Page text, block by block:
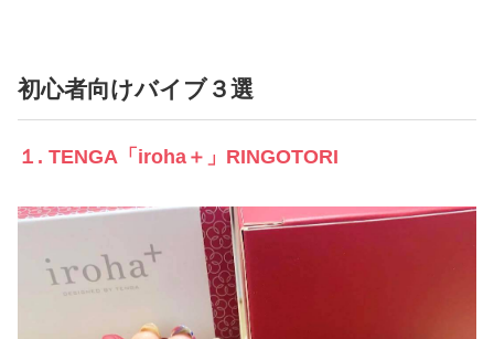
初心者向けバイブ３選
１. TENGA「iroha＋」RINGOTORI